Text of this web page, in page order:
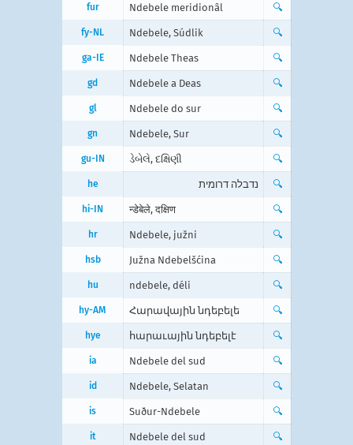
fur Ndebele meridionâl 🔍
fy-NL Ndebele, Súdlik 🔍
ga-IE Ndebele Theas 🔍
gd Ndebele a Deas 🔍
gl Ndebele do sur 🔍
gn Ndebele, Sur 🔍
gu-IN ડેબેલે, દક્ષિણી 🔍
he נדבלה דרומית 🔍
hi-IN न्डेबेले, दक्षिण 🔍
hr Ndebele, južni 🔍
hsb Južna Ndebelšćina 🔍
hu ndebele, déli 🔍
hy-AM Հարավային նդեբելե 🔍
hye հարաւային նդեբելէ 🔍
ia Ndebele del sud 🔍
id Ndebele, Selatan 🔍
is Suður-Ndebele 🔍
it Ndebele del sud 🔍